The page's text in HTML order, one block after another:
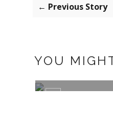
← Previous Story
YOU